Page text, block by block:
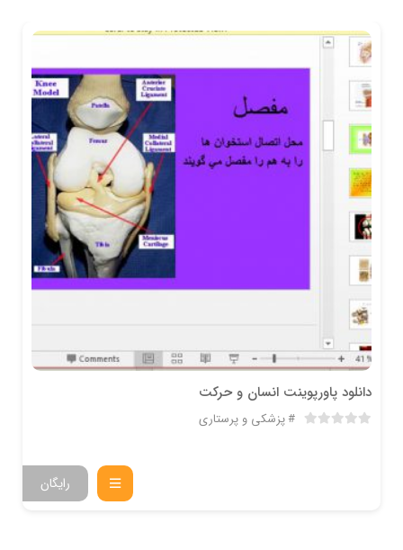
دانلود پاورپوینت انسان و حرکت
پزشکی و پرستاری
رایگان